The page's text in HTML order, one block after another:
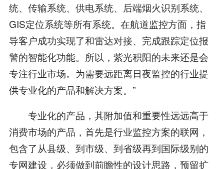
统、传输系统、供电系统、后端烟火识别系统、
GIS定位系统等所有系统。在航道监控方面，指
导客户成功实现了和雷达对接、完成跟踪定位报
警的智能化功能。所以，紫光积阳的未来还是会
专注行业市场。为需要远距离日夜监控的行业提
供专业化的产品和解决方案。”
专业化的产品，其附加值和重要性远远高于
消费市场的产品，首先是行业监控方案的联网，
包含了从县级、到市级、到省级再到国际级别的
专网建设，必须做到前瞻性的设计思路，预留扩